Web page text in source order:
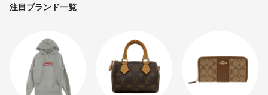
- 5年以上前
31000円希望です！
ばなな- 5年以上前
注目ブランド一覧